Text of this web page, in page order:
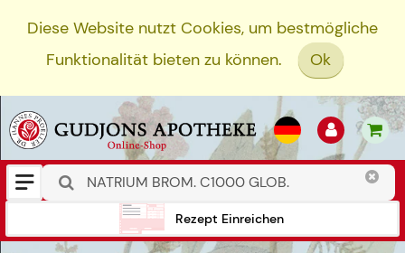
Diese Website nutzt Cookies, um bestmögliche
Funktionalität bieten zu können.
Ok
Rezept Einreichen